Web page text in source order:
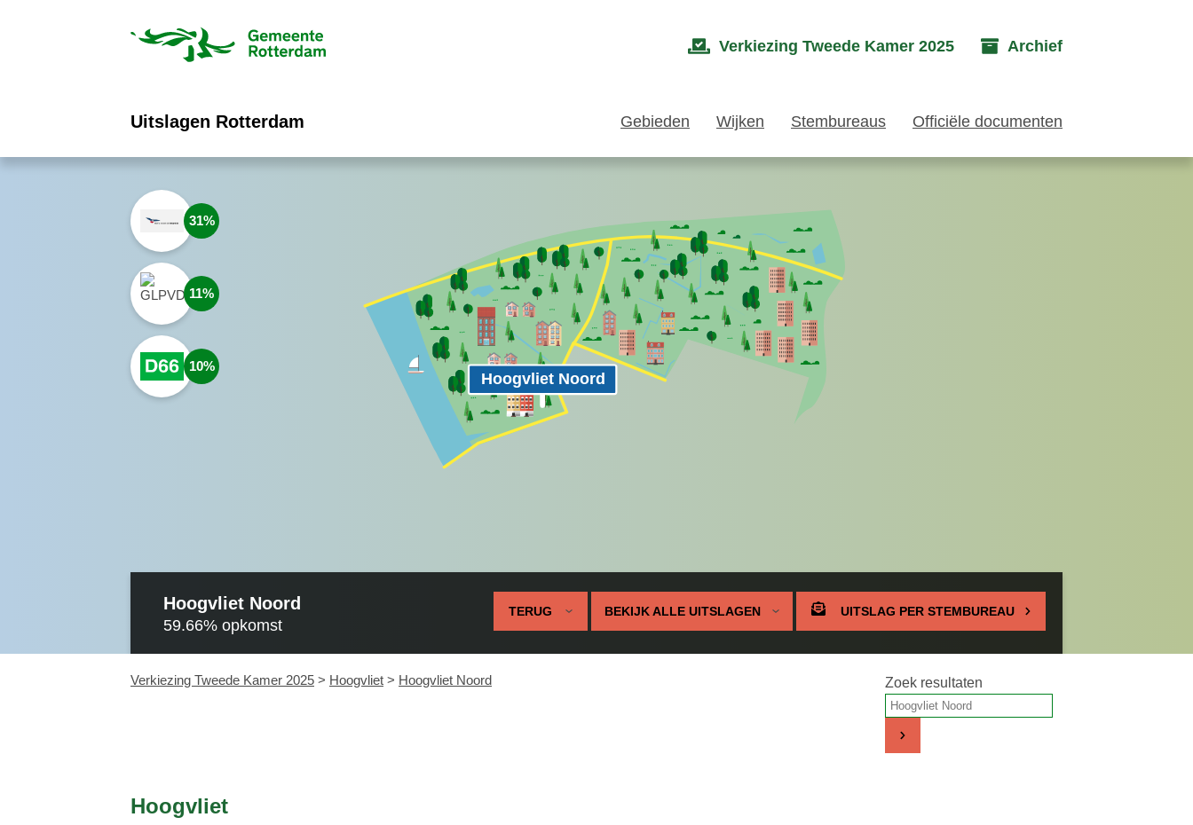
Verkiezing Tweede Kamer 2025 Archief
Uitslagen Rotterdam Gebieden Wijken Stembureaus Officiële documenten
Hoogvliet Noord
31
11
10
Hoogvliet Noord
59.66% opkomst
TERUG BEKIJK ALLE UITSLAGEN UITSLAG PER STEMBUREAU
Verkiezing Tweede Kamer 2025 > Hoogvliet > Hoogvliet Noord Zoek resultaten
Hoogvliet